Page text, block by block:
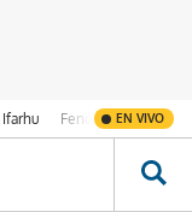
Ifarhu Fenómeno de El
EN VIVO